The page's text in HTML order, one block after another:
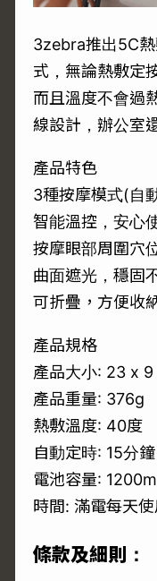
3zebra推出5C
式，無論熱敷定
而且溫度不會過
線設計，辦公室
產品特色
3種按摩模式(自
智能溫控，安心
按摩眼部周圍穴
曲面遮光，穩固
可折疊，方便收
產品規格
產品大小: 23 x
產品重量: 376g
熱敷溫度: 40度
自動定時: 15分鐘
電池容量:
時間: 滿電每天
條款及細則：